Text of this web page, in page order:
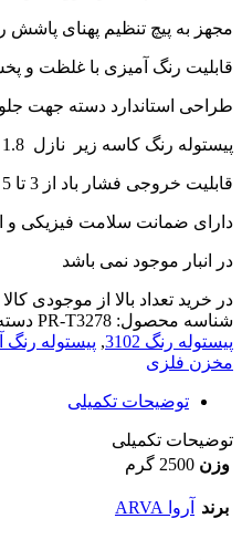
مجهز به پیچ تنظیم پهنای پاشش
قابلیت رنگ آمیزی با غلظت و
طراحی استاندارد دسته جهت
پیستوله رنگ کاسه زیر نازل 1.8 میلی متری
قابلیت خروجی فشار باد از 3 تا 5 بار
دارای ضمانت سلامت فیزیکی و
در انبار موجود نمی باشد
در خرید تعداد بالا از موجودی
شناسه محصول: PR-T3278
پیستوله رنگ 3102
, پیستوله رنگ
مخزن فلزی
توضیحات تکمیلی
توضیحات تکمیلی
وزن 2500 گرم
برند آروا ARVA